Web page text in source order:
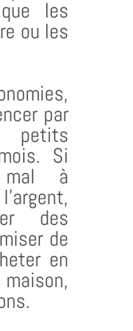
les
ou les
par
petits
Si
à
des
de
en